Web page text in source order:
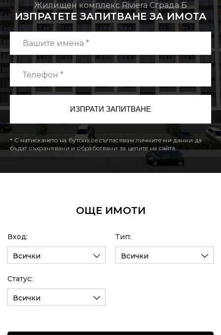
Жилищен комплекс Riviera Сграда Б
ИЗПРАТЕТЕ ЗАПИТВАНЕ ЗА ИМОТА
* С натискането на бутона се съгласявам личните ми данни да
бъдат съхранявани и обработвани за целите на сайта.
ОЩЕ ИМОТИ
Вход:
Всички
Тип:
Всички
Статус:
Всички